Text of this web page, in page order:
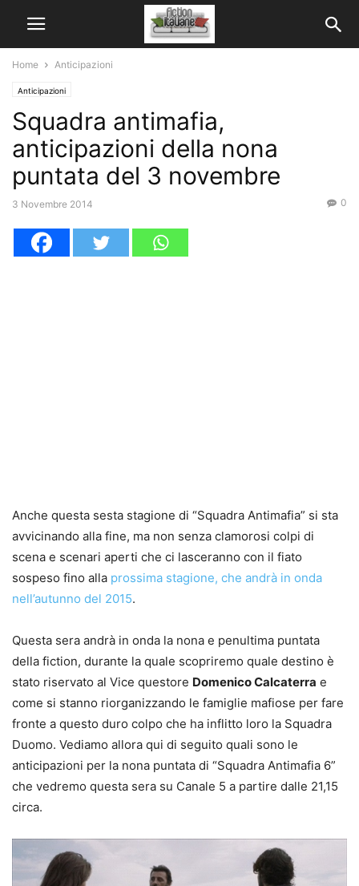
Home Anticipazioni
Anticipazioni
Squadra antimafia,
anticipazioni della nona
puntata del 3 novembre
3 Novembre 2014 0
Anche questa sesta stagione di “Squadra Antimafia” si sta
avvicinando alla fine, ma non senza clamorosi colpi di
scena e scenari aperti che ci lasceranno con il fiato
sospeso fino alla prossima stagione, che andrà in onda
nell’autunno del 2015.
Questa sera andrà in onda la nona e penultima puntata
della fiction, durante la quale scopriremo quale destino è
stato riservato al Vice questore Domenico Calcaterra e
come si stanno riorganizzando le famiglie mafiose per fare
fronte a questo duro colpo che ha inflitto loro la Squadra
Duomo. Vediamo allora qui di seguito quali sono le
anticipazioni per la nona puntata di “Squadra Antimafia 6”
che vedremo questa sera su Canale 5 a partire dalle 21,15
circa.